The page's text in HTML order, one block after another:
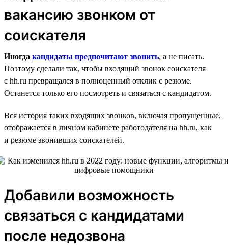
вакансию звонком от
соискателя
Иногда кандидаты предпочитают звонить, а не писать.
Поэтому сделали так, чтобы входящий звонок соискателя
с hh.ru превращался в полноценный отклик с резюме.
Останется только его посмотреть и связаться с кандидатом.
Вся история таких входящих звонков, включая пропущенные,
отображается в личном кабинете работодателя на hh.ru, как
и резюме звонивших соискателей.
Добавили возможность
связаться с кандидатами
после недозвона